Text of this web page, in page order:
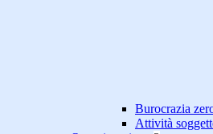
Burocrazia
Attività